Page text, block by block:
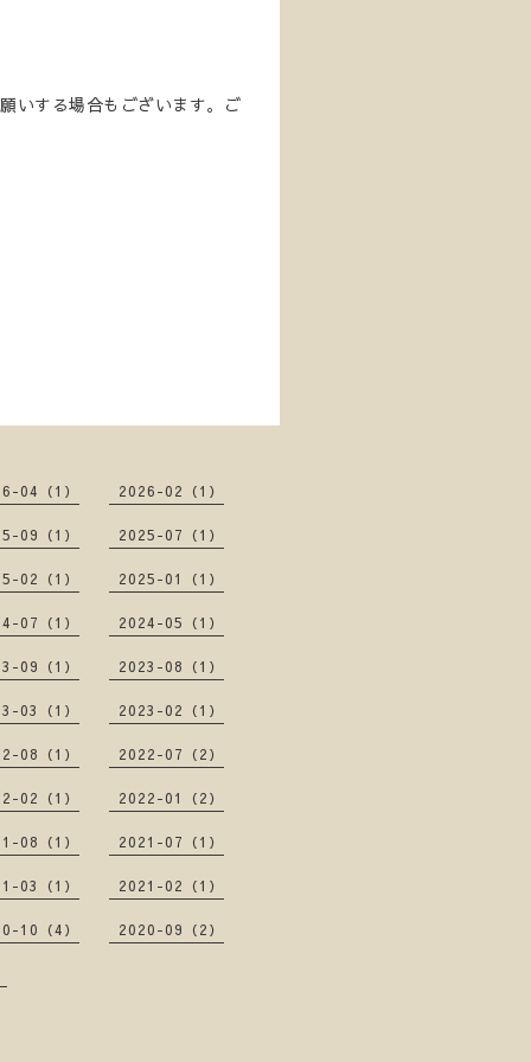
いする場合もございます。ご
04（1） 2026-02（1）
09（1） 2025-07（1）
02（1） 2025-01（1）
07（1） 2024-05（1）
09（1） 2023-08（1）
03（1） 2023-02（1）
08（1） 2022-07（2）
02（1） 2022-01（2）
08（1） 2021-07（1）
03（1） 2021-02（1）
10（4） 2020-09（2）